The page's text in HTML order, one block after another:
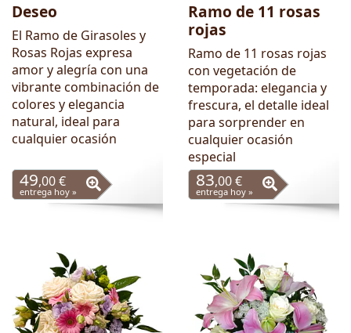
Deseo
El Ramo de Girasoles y
Rosas Rojas expresa
amor y alegría con una
vibrante combinación de
colores y elegancia
natural, ideal para
cualquier ocasión
49,00 €
entrega hoy »
Ramo de 11 rosas
rojas
Ramo de 11 rosas rojas
con vegetación de
temporada: elegancia y
frescura, el detalle ideal
para sorprender en
cualquier ocasión
especial
83,00 €
entrega hoy »